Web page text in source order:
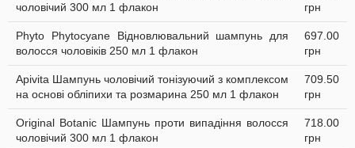
чоловічий 300 мл 1 флакон
грн
Phyto Phytocyane Відновлювальний шампунь для
волосся чоловіків 250 мл 1 флакон
697.00
грн
Apivita Шампунь чоловічий тонізуючий з комплексом
на основі обліпихи та розмарина 250 мл 1 флакон
709.50
грн
Original Botanic Шампунь проти випадіння волосся
чоловічий 300 мл 1 флакон
718.00
грн